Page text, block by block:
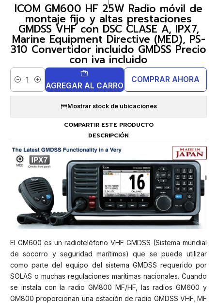
ICOM GM600 HF 25W Radio móvil de
montaje fijo y altas prestaciones
GMDSS VHF con DSC CLASE A, IPX7,
Marine Equipment Directive (MED), PS-
310 Convertidor incluido GMDSS Precio
con iva incluido
Cantidad AGREGAR AL CARRO
COMPRAR AHORA
Mostrar stock de ubicaciones
COMPARTIR ESTE PRODUCTO
DESCRIPCIÓN
El GM600 es un radioteléfono VHF GMDSS (Sistema mundial
de socorro y seguridad marítimos) que se puede utilizar
como parte del equipo del sistema GMDSS requerido por
SOLAS o muchas regulaciones marítimas nacionales. Cuando
se instala con la radio GM800 MF/HF, las radios GM600 y
GM800 proporcionan una estación de radio GMDSS VHF, MF